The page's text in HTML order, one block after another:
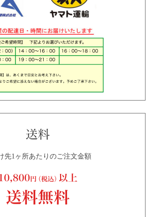
先1ヶ所あたりのご注文金額